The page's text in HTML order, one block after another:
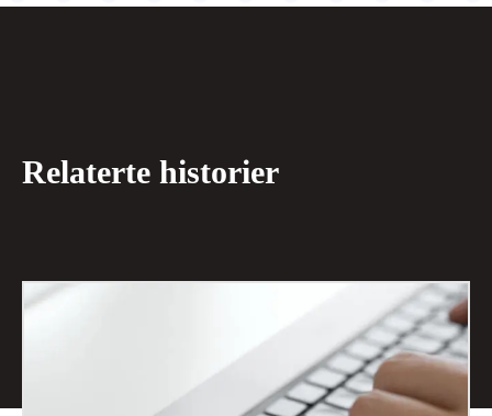
Relaterte historier